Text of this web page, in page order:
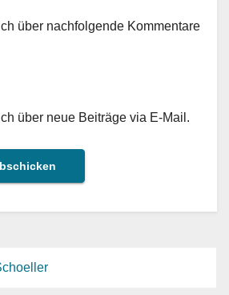
über nachfolgende Kommentare
über neue Beiträge via E-Mail.